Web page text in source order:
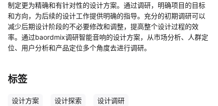
制定更为精确和有针对性的设计方案。通过调研，明确项目的目标
和方向，为后续的设计工作提供明确的指导。充分的初期调研可以
减少后期设计阶段的不必要修改和调整，提高整个设计过程的效
率。通过baordmix调研智能音响的设计方案，从市场分析、人群定
位、用户分析和产品定位多个角度去进行调研。
标签
设计方案 设计探索 设计调研